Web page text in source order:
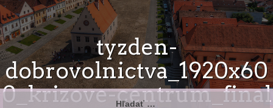
tyzden-
dobrovolnictva_1920x60
0_krizove-centrum_final
Hľadať: